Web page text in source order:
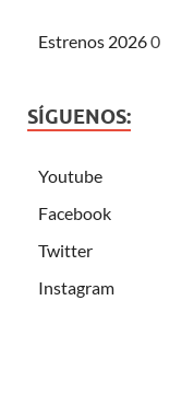
Estrenos 20260
SÍGUENOS:
Youtube
Facebook
Twitter
Instagram